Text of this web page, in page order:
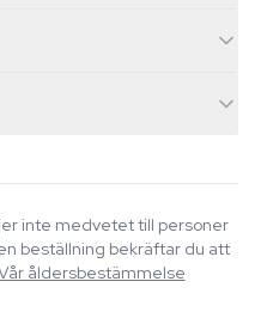
inte medvetet till personer
beställning bekräftar du att
åldersbestämmelse